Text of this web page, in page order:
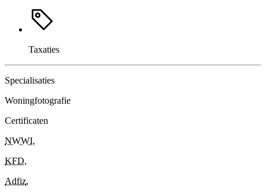
Taxaties
Specialisaties
Woningfotografie
Certificaten
NWWI,
KFD,
Adfiz,